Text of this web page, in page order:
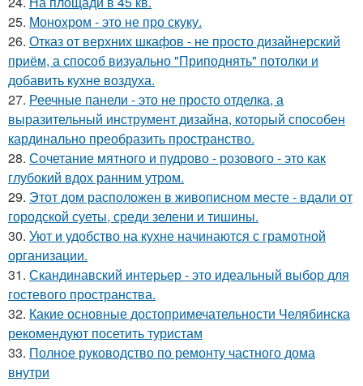
25. Монохром - это не про скуку.
26. Отказ от верхних шкафов - не просто дизайнерский
приём, а способ визуально "Приподнять" потолки и
добавить кухне воздуха.
27. Реечные панели - это не просто отделка, а
выразительный инструмент дизайна, который способен
кардинально преобразить пространство.
28. Сочетание мятного и пудрово - розового - это как
глубокий вдох ранним утром.
29. Этот дом расположен в живописном месте - вдали от
городской суеты, среди зелени и тишины.
30. Уют и удобство на кухне начинаются с грамотной
организации.
31. Скандинавский интерьер - это идеальный выбор для
гостевого пространства.
32. Какие основные достопримечательности Челябинска
рекомендуют посетить туристам
33. Полное руководство по ремонту частного дома
внутри